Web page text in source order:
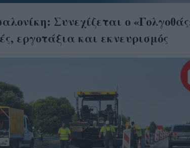
Συνεχίζεται ο
εργοτάξια και εκνευρισμός